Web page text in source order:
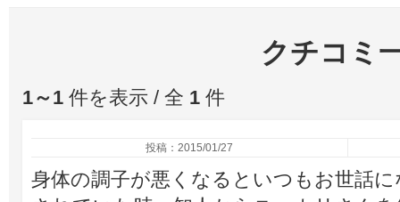
クチコミ
1～1 件を表示 / 全 1 件
投稿：2015/01/27
身体の調子が悪くなるといつもお世話